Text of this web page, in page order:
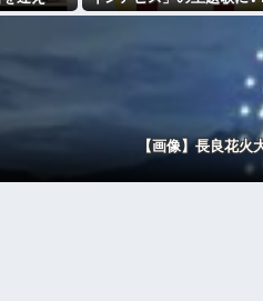
ｗｗｗ
erさんが起用されてまた
また炎上、もう何回目だ
【画像】長良花